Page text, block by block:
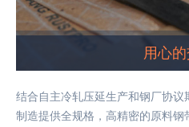
用心
结合自主冷轧压延生产和钢厂协
制造提供全规格，高精密的原料